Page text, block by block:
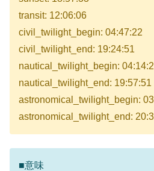
transit: 12:06:06
civil_twilight_begin: 04:47:22
civil_twilight_end: 19:24:51
nautical_twilight_begin:
nautical_twilight_end: 19:57:51
astronomical_twilight_begin:
astronomical_twilight_end:
■意味